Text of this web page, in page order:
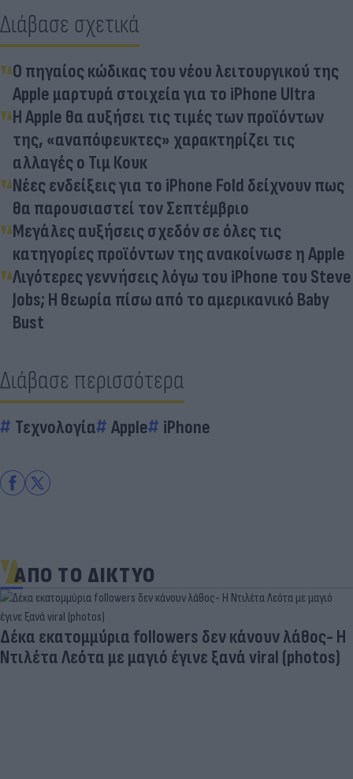
Διάβασε σχετικά
O πηγαίος κώδικας του νέου λειτουργικού της
Apple μαρτυρά στοιχεία για το iPhone Ultra
H Apple θα αυξήσει τις τιμές των προϊόντων
της, «αναπόφευκτες» χαρακτηρίζει τις
αλλαγές ο Τιμ Κουκ
Νέες ενδείξεις για το iPhone Fold δείχνουν πως
θα παρουσιαστεί τον Σεπτέμβριο
Μεγάλες αυξήσεις σχεδόν σε όλες τις
κατηγορίες προϊόντων της ανακοίνωσε η Apple
Λιγότερες γεννήσεις λόγω του iPhone του Steve
Jobs; Η θεωρία πίσω από το αμερικανικό Baby
Bust
Διάβασε περισσότερα
Τεχνολογία Apple iPhone
ΑΠΟ ΤΟ ΔΙΚΤΥΟ
Δέκα εκατομμύρια followers δεν κάνουν λάθος- Η
Ντιλέτα Λεότα με μαγιό έγινε ξανά viral (photos)